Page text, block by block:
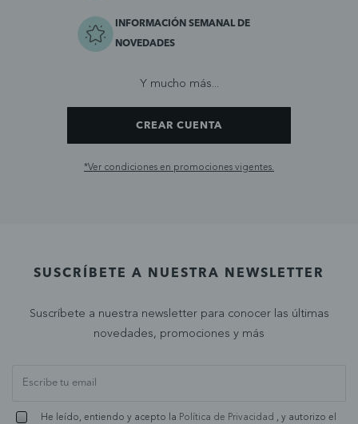
INFORMACIÓN SEMANAL DE
NOVEDADES
Y mucho más...
CREAR CUENTA
*Ver condiciones en promociones vigentes.
SUSCRÍBETE A NUESTRA NEWSLETTER
Suscríbete a nuestra newsletter para conocer las últimas
novedades, promociones y más
He leído, entiendo y acepto la Política de Privacidad , y autorizo el